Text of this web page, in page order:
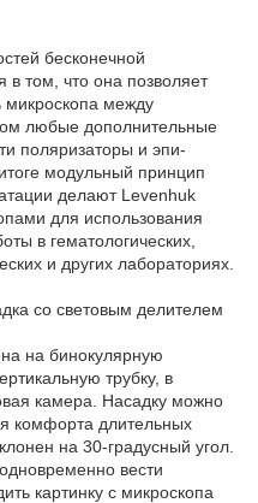
бесконечной
в том, что она позволяет
микроскопа между
любые дополнительные
поляризаторы и эпи-
модульный принцип
делают Levenhuk
для использования
в гематологических,
и других лабораториях.
со световым делителем
на бинокулярную
трубку, в
камера. Насадку можно
комфорта длительных
на 30-градусный угол.
вести
картинку с микроскопа